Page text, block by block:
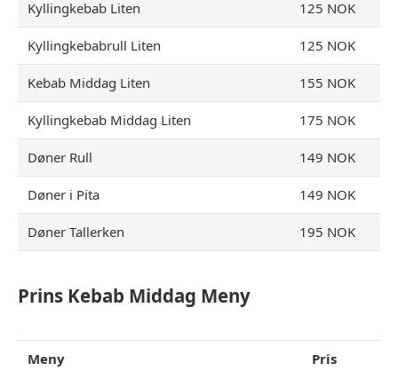
Kyllingkebab Liten 125 NOK
Kyllingkebabrull Liten 125 NOK
Kebab Middag Liten 155 NOK
Kyllingkebab Middag Liten 175 NOK
Døner Rull 149 NOK
Døner i Pita 149 NOK
Døner Tallerken 195 NOK
Prins Kebab Middag Meny
Meny Pris